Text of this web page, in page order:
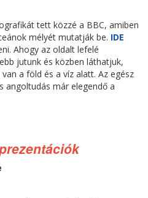
tett közzé a BBC, amiben
mélyét mutatják be. IDE
Ahogy az oldalt lefelé
jutunk és közben láthatjuk,
a föld és a víz alatt. Az egész
angoltudás már elegendő a